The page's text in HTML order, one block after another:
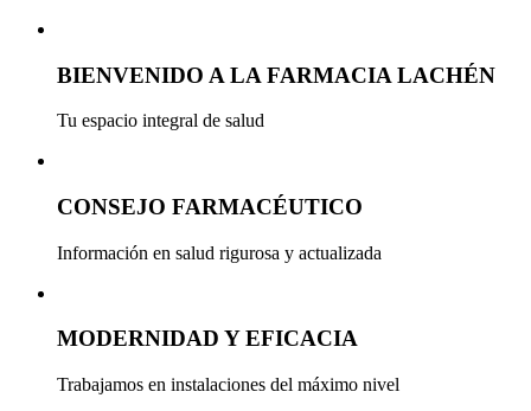
BIENVENIDO A LA FARMACIA LACHÉN
Tu espacio integral de salud
CONSEJO FARMACÉUTICO
Información en salud rigurosa y actualizada
MODERNIDAD Y EFICACIA
Trabajamos en instalaciones del máximo nivel